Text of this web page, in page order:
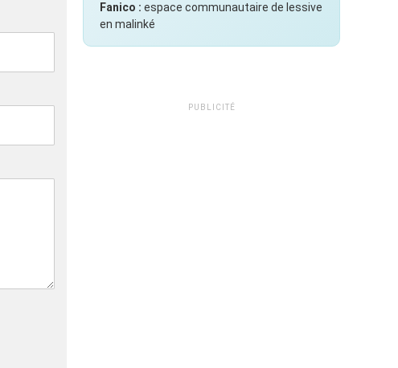
Fanico : espace communautaire de lessive
en malinké
PUBLICITÉ